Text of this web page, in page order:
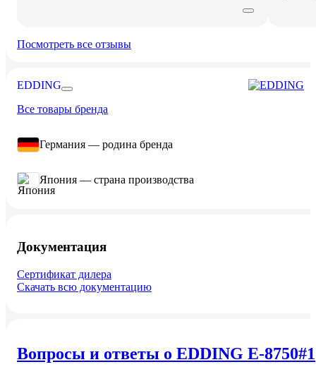
Посмотреть все отзывы
EDDING
Все товары бренда
Германия — родина бренда
Япония — страна производства
Документация
Сертификат дилера
Скачать всю документацию
Вопросы и ответы о EDDING E-8750#1